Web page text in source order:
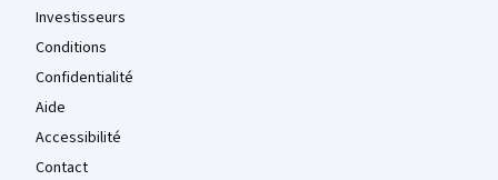
Investisseurs
Conditions
Confidentialité
Aide
Accessibilité
Contact